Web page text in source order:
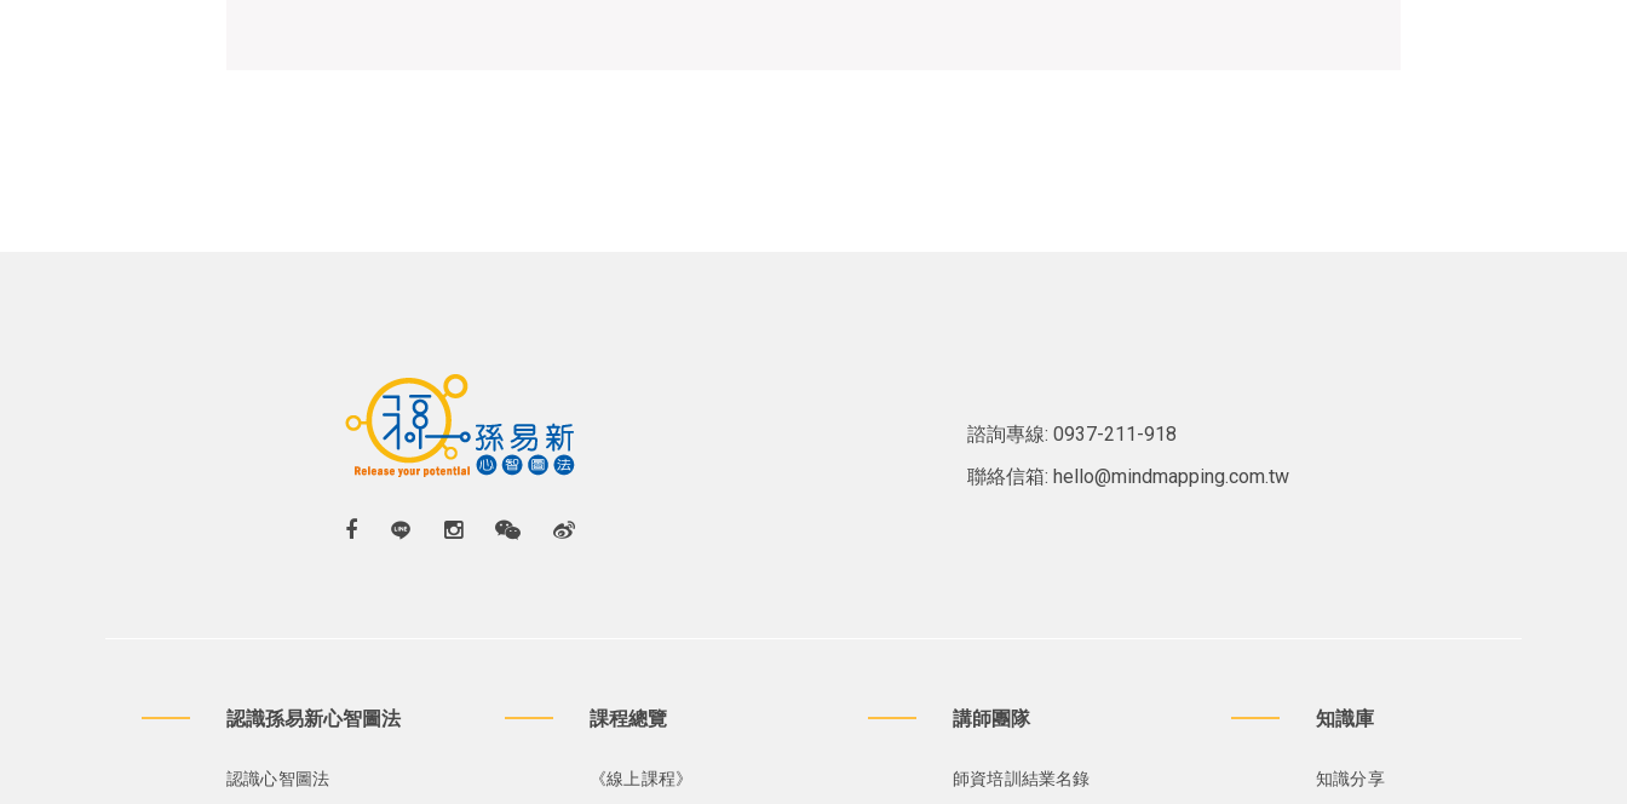
諮詢專線: 0937-211-918
聯絡信箱: hello@mindmapping.com.tw
認識孫易新心智圖法
認識心智圖法
課程總覽
《線上課程》
講師團隊
師資培訓結業名錄
知識庫
知識分享